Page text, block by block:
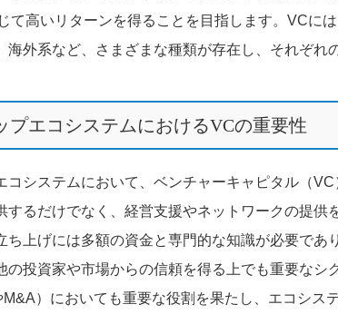
て高いリターンを得ることを目指します。VCに
海外系など、さまざまな種類が存在し、それぞれ
プエコシステムにおけるVCの重要性
コシステムにおいて、ベンチャーキャピタル（
するだけでなく、経営支援やネットワークの提
ち上げには多額の資金と専門的な知識が必要で
の投資家や市場からの信頼を得る上でも重要な
）においても重要な役割を果たし、エコシス